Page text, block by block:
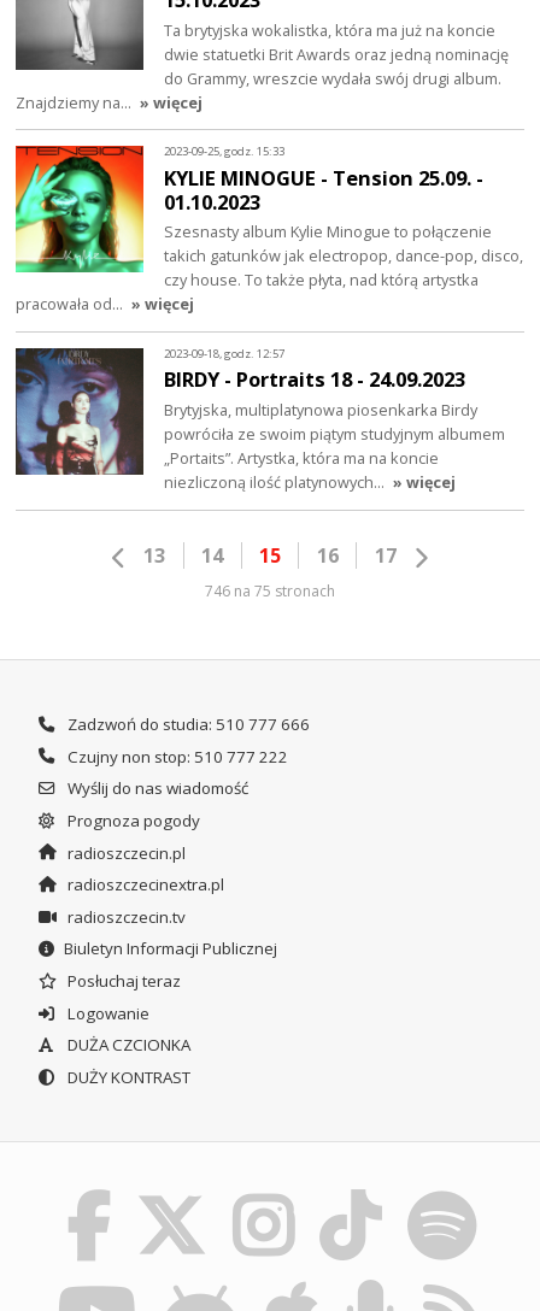
Ta brytyjska wokalistka, która ma już na koncie
dwie statuetki Brit Awards oraz jedną nominację
do Grammy, wreszcie wydała swój drugi album.
Znajdziemy na… » więcej
2023-09-25, godz. 15:33
KYLIE MINOGUE - Tension 25.09. -
01.10.2023
Szesnasty album Kylie Minogue to połączenie
takich gatunków jak electropop, dance-pop, disco,
czy house. To także płyta, nad którą artystka
pracowała od… » więcej
2023-09-18, godz. 12:57
BIRDY - Portraits 18 - 24.09.2023
Brytyjska, multiplatynowa piosenkarka Birdy
powróciła ze swoim piątym studyjnym albumem
„Portaits”. Artystka, która ma na koncie
niezliczoną ilość platynowych… » więcej
13 14 15 16 17
746 na 75 stronach
Zadzwoń do studia: 510 777 666
Czujny non stop: 510 777 222
Wyślij do nas wiadomość
Prognoza pogody
radioszczecin.pl
radioszczecinextra.pl
radioszczecin.tv
Biuletyn Informacji Publicznej
Posłuchaj teraz
Logowanie
DUŻA CZCIONKA
DUŻY KONTRAST